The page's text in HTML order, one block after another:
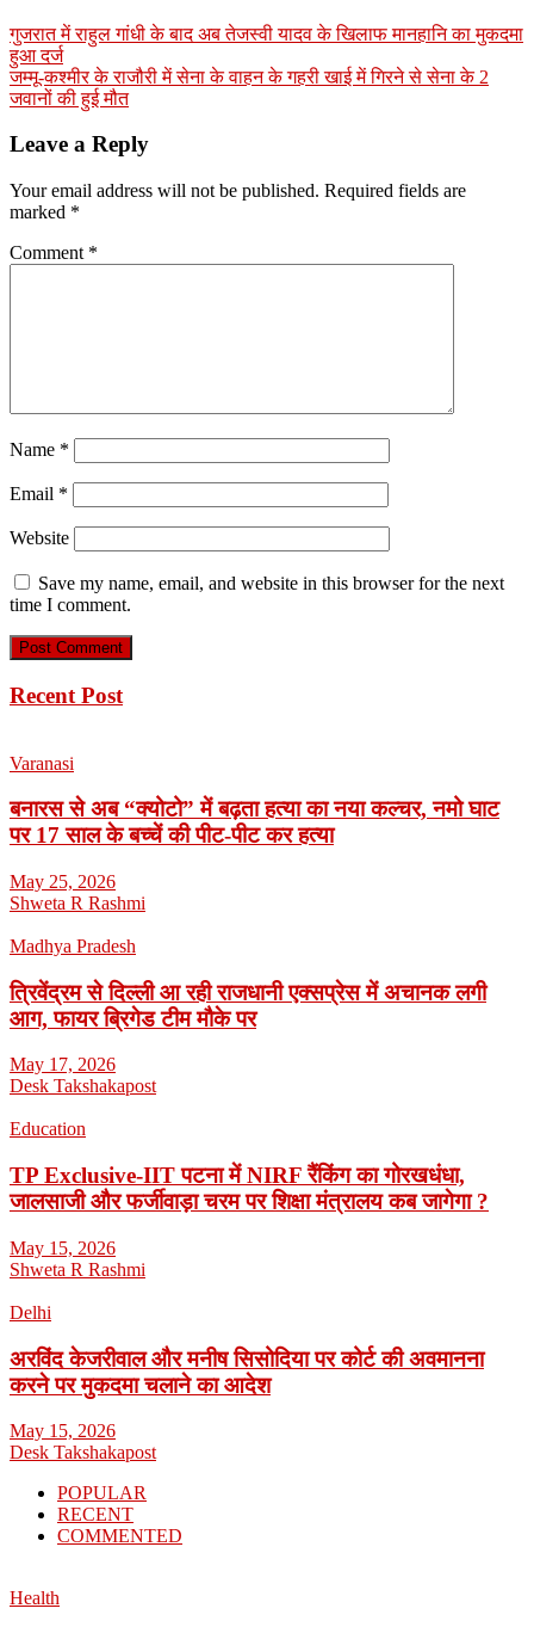
गुजरात में राहुल गांधी के बाद अब तेजस्वी यादव के खिलाफ मानहानि का मुकदमा
हुआ दर्ज
जम्मू-कश्मीर के राजौरी में सेना के वाहन के गहरी खाई में गिरने से सेना के 2
जवानों की हुई मौत
Leave a Reply
Your email address will not be published. Required fields are
marked *
Comment *
Name *
Email *
Website
Save my name, email, and website in this browser for the next
time I comment.
Recent Post
Varanasi
बनारस से अब “क्योटो” में बढ़ता हत्या का नया कल्चर, नमो घाट
पर 17 साल के बच्चें की पीट-पीट कर हत्या
May 25, 2026
Shweta R Rashmi
Madhya Pradesh
त्रिवेंद्रम से दिल्ली आ रही राजधानी एक्सप्रेस में अचानक लगी
आग, फायर ब्रिगेड टीम मौके पर
May 17, 2026
Desk Takshakapost
Education
TP Exclusive-IIT पटना में NIRF रैंकिंग का गोरखधंधा,
जालसाजी और फर्जीवाड़ा चरम पर शिक्षा मंत्रालय कब जागेगा ?
May 15, 2026
Shweta R Rashmi
Delhi
अरविंद केजरीवाल और मनीष सिसोदिया पर कोर्ट की अवमानना
करने पर मुकदमा चलाने का आदेश
May 15, 2026
Desk Takshakapost
POPULAR
RECENT
COMMENTED
Health